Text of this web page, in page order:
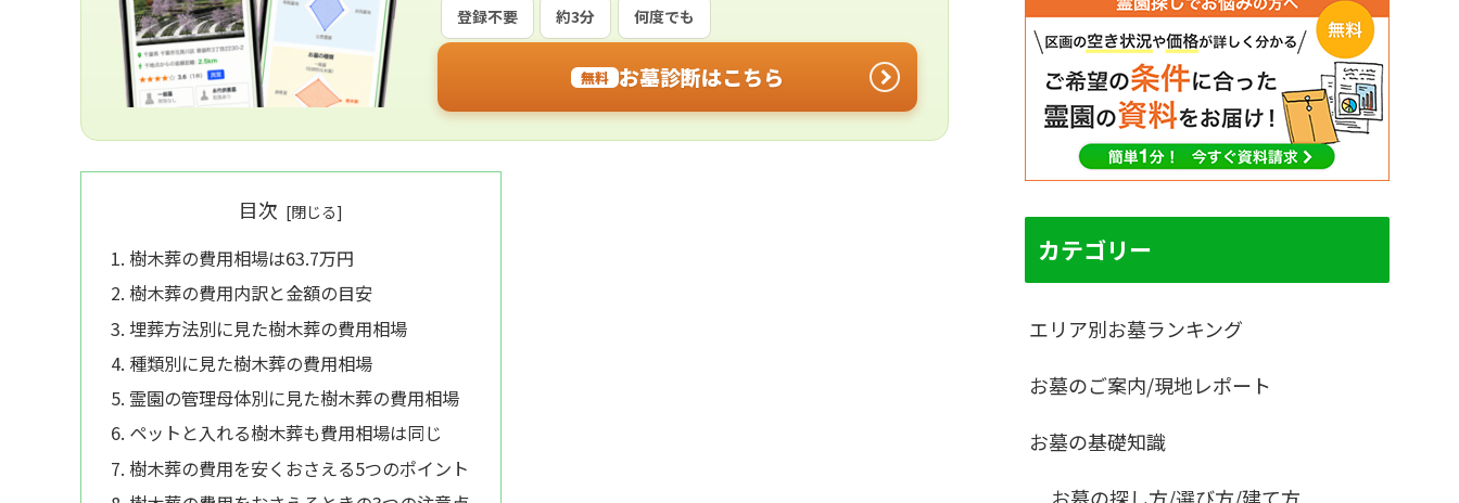
登録不要 約3分 何度でも
無料 お墓診断はこちら
目次
樹木葬の費用相場は63.7万円
樹木葬の費用内訳と金額の目安
埋葬方法別に見た樹木葬の費用相場
種類別に見た樹木葬の費用相場
霊園の管理母体別に見た樹木葬の費用相場
ペットと入れる樹木葬も費用相場は同じ
樹木葬の費用を安くおさえる5つのポイント
カテゴリー
エリア別お墓ランキング
お墓のご案内/現地レポート
お墓の基礎知識